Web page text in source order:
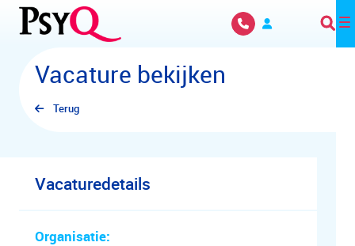
Overslaan en naar hoofdinhoud gaan
Vacature bekijken
Terug
Vacaturedetails
Organisatie: